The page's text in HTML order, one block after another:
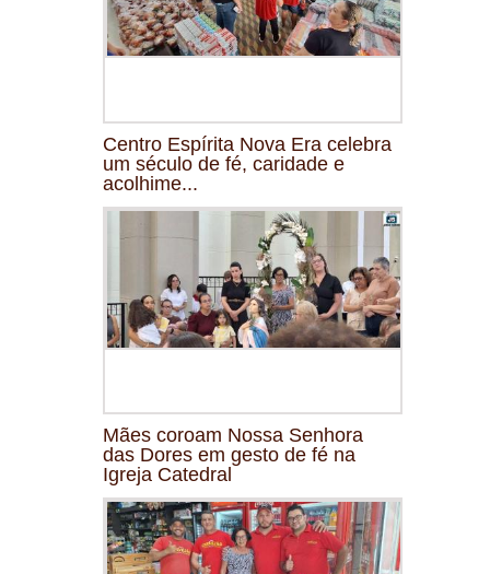
Centro Espírita Nova Era celebra
um século de fé, caridade e
acolhime...
Mães coroam Nossa Senhora
das Dores em gesto de fé na
Igreja Catedral